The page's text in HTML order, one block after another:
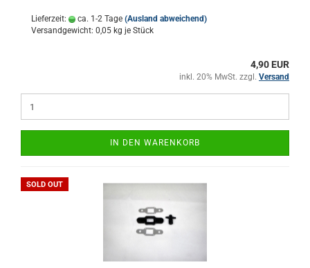
Lieferzeit: ca. 1-2 Tage (Ausland abweichend)
Versandgewicht: 0,05 kg je Stück
4,90 EUR
inkl. 20% MwSt. zzgl. Versand
IN DEN WARENKORB
SOLD OUT